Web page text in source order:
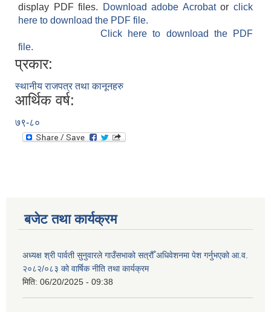
display PDF files.
Download adobe Acrobatorclick
here to download the PDF file.
Click here to download the PDF
file.
प्रकार:
स्थानीय राजपत्र तथा कानूनहरु
आर्थिक वर्ष:
७९-८०
बजेट तथा कार्यक्रम
अध्यक्ष श्री पार्वती सुनुवारले गाउँसभाको सत्रौँ अधिवेशनमा पेश गर्नुभएको आ.व.
२०८२/०८३ को वार्षिक नीति तथा कार्यक्रम
मिति: 06/20/2025 - 09:38